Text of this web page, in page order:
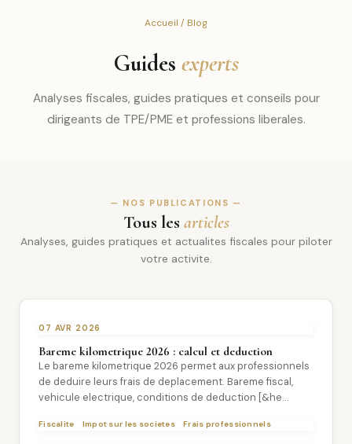
Accueil / Blog
Guides experts
Analyses fiscales, guides pratiques et conseils pour
dirigeants de TPE/PME et professions liberales.
— NOS PUBLICATIONS —
Tous les articles
Analyses, guides pratiques et actualites fiscales pour piloter
votre activite.
07 AVR 2026
Bareme kilometrique 2026 : calcul et deduction
Le bareme kilometrique 2026 permet aux professionnels
de deduire leurs frais de deplacement. Bareme fiscal,
vehicule electrique, conditions de deduction [&he...
Fiscalite Impot sur les societes Frais professionnels